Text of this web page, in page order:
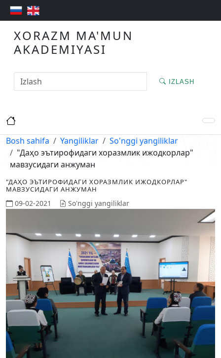
XORAZM MA'MUN
AKADEMIYASI
IZLASH
Bosh sahifa Yangiliklar
So'nggi yangiliklar
"Даҳо эътирофидаги хоразмлик ижодкорлар"
мавзусидаги анжуман
"ДАҲО ЭЪТИРОФИДАГИ ХОРАЗМЛИК ИЖОДКОРЛАР"
МАВЗУСИДАГИ АНЖУМАН
09-02-2021 So'nggi yangiliklar